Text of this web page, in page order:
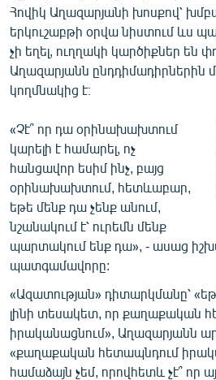
Հովիկ Աղազարյանի խոսքով՝
երկուշաբթի օրվա նիստում ևս
չի եղել, ուղղակի կարծիքներ են
Աղազարյանն ընդդիմադիրներին
կողմնակից է։
«Չէ՞ որ դա օրինախախտում
կարելի է համարել, ոչ
հանցավոր եսիմ ինչ, բայց
օրինախախտում, հետևաբար,
եթե մենք դա չենք անում,
նշանակում է՝ ուրեմն մենք
պարտակում ենք դա», - ասաց
պատգամավորը:
«Ազատության» դիտարկմանը՝
լինի տեսակետ, որ քաղաքական
իրականացնում», Աղազարյանն
«քաղաքական հետապնդում
համաձայն չեմ, որովհետև չէ՞ որ